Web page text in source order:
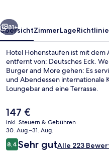
Weiter
81+
ÜbersichtZimmerLage
Hotel Hohenstaufen ist mit
entfernt von: Deutsches Eck.
Burger and More gehen: Es
und Abendessen internationale
Loungebar and eine Terrasse.
Der
aktuelle
Preis
beträgt
147 €.
147 €
inkl. Steuern & Gebühren
30. Aug.–31. Aug.
Bewertungen
8,48,4 von 10.
Sehr gutAlle 223